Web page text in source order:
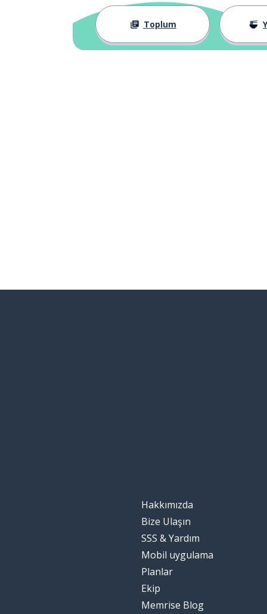
Toplum
Hakkımızda
Bize Ulaşın
SSS & Yardım
Mobil uygulama
Planlar
Ekip
Memrise Blog